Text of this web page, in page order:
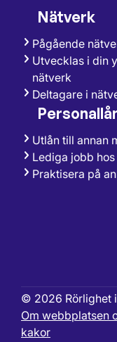
Nätverk
Pågående
Utvecklas i din
nätverk
Deltagare i
Utlån till annan
Lediga jobb
Praktisera på
© 2026 Rörlighet
Om webbplatsen
kakor